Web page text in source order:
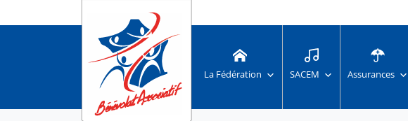
La Fédération SACEM Assurances